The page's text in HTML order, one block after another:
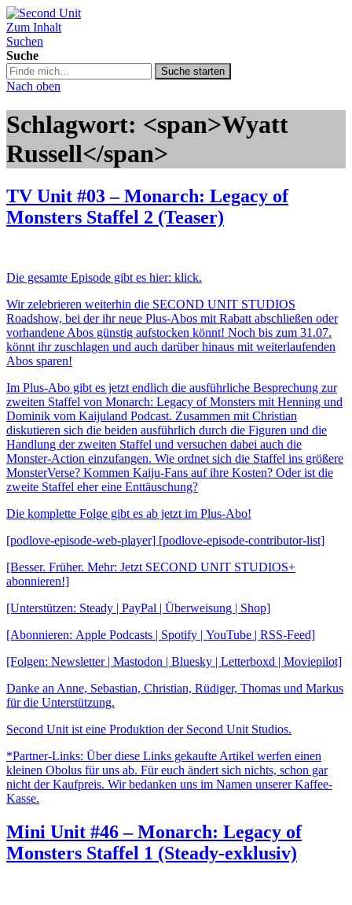
Second Unit
Zum Inhalt
Suchen
Suche
Suche
in
podcast.de/
Suche starten
Nach oben
Schlagwort: <span>Wyatt
Russell</span>
TV Unit #03 – Monarch: Legacy of
Monsters Staffel 2 (Teaser)
Die gesamte Episode gibt es hier: klick.
Wir zelebrieren weiterhin die SECOND UNIT STUDIOS
Roadshow, bei der ihr neue Plus-Abos mit Rabatt abschließen oder
vorhandene Abos günstig aufstocken könnt! Noch bis zum 31.07.
könnt ihr zuschlagen und auch darüber hinaus mit weiterlaufenden
Abos sparen!
Im Plus-Abo gibt es jetzt endlich die ausführliche Besprechung zur
zweiten Staffel von Monarch: Legacy of Monsters mit Henning und
Dominik vom Kaijuland Podcast. Zusammen mit Christian
diskutieren sich die beiden ausführlich durch die Figuren und die
Handlung der zweiten Staffel und versuchen dabei auch die
Monster-Action einzufangen. Wie ordnet sich die Staffel ins größere
MonsterVerse? Kommen Kaiju-Fans auf ihre Kosten? Oder ist die
zweite Staffel eher eine Enttäuschung?
Die komplette Folge gibt es ab jetzt im Plus-Abo!
[podlove-episode-web-player] [podlove-episode-contributor-list]
[Besser. Früher. Mehr: Jetzt SECOND UNIT STUDIOS+
abonnieren!]
[Unterstützen: Steady | PayPal | Überweisung | Shop]
[Abonnieren: Apple Podcasts | Spotify | YouTube | RSS-Feed]
[Folgen: Newsletter | Mastodon | Bluesky | Letterboxd | Moviepilot]
Danke an Anne, Sebastian, Christian, Rüdiger, Thomas und Markus
für die Unterstützung.
Second Unit ist eine Produktion der Second Unit Studios.
*Partner-Links: Über diese Links gekaufte Artikel werfen einen
kleinen Obolus für uns ab. Für euch ändert sich nichts, schon gar
nicht der Kaufpreis. Wir bedanken uns im Namen unserer Kaffee-
Kasse.
Mini Unit #46 – Monarch: Legacy of
Monsters Staffel 1 (Steady-exklusiv)